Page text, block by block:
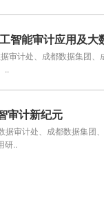
智能审计应用及大
审计处、成都数据集团
..
审计新纪元
审计处、成都数据集团
研..